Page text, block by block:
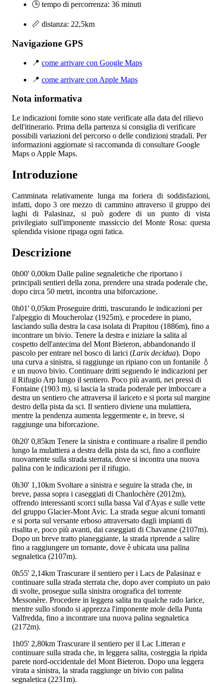
🕒 tempo di percorrenza: 36 minuti
📏 distanza: 22,5km
Navigazione GPS
📍 come arrivare con Google Maps
📍 come arrivare con Apple Maps
Nota informativa
Le indicazioni fornite sono state verificate alla data del rilievo
dell'itinerario. Prima della partenza si consiglia di verificare
possibili variazioni del percorso o delle condizioni stradali. Per
informazioni aggiornate si raccomanda di consultare Google
Maps o Apple Maps.
Introduzione
Camminata relativamente lunga ma foriera di soddisfazioni,
infatti, dopo 3 ore mezzo di cammino attraverso il gruppo dei
laghi di Palasinaz, si può godere di un punto di vista
privilegiato sull'imponente massiccio del Monte Rosa: questa
splendida visione ripaga ogni fatica.
Descrizione
0h00' 0,00km Dalle paline segnaletiche che riportano i
principali sentieri della zona, prendere una strada poderale che,
dopo circa 50 metri, incontra una biforcazione.
0h01' 0,05km Proseguire dritti, trascurando le indicazioni per
l'alpeggio di Moucherolaz (1925m), e procedere in piano,
lasciando sulla destra la casa isolata di Prapitou (1886m), fino a
incontrare un bivio. Tenere la destra e iniziare la salita al
cospetto dell'antecima del Mont Bieteron, abbandonando il
pascolo per entrare nel bosco di larici (Larix decidua). Dopo
una curva a sinistra, si raggiunge un ripiano con un fontanile 💧
e un nuovo bivio. Continuare dritti seguendo le indicazioni per
il Rifugio Arp lungo il sentiero. Poco più avanti, nei pressi di
Fontaine (1903 m), si lascia la strada poderale per imboccare a
destra un sentiero che attraversa il lariceto e si porta sul margine
destro della pista da sci. Il sentiero diviene una mulattiera,
mentre la pendenza aumenta leggermente e, in breve, si
raggiunge una biforcazione.
0h20' 0,85km Tenere la sinistra e continuare a risalire il pendio
lungo la mulattiera a destra della pista da sci, fino a confluire
nuovamente sulla strada sterrata, dove si incontra una nuova
palina con le indicazioni per il rifugio.
0h30' 1,10km Svoltare a sinistra e seguire la strada che, in
breve, passa sopra i caseggiati di Chanlochère (2012m),
offrendo interessanti scorci sulla bassa Val d'Ayas e sulle vette
del gruppo Glacier-Mont Avic. La strada segue alcuni tornanti
e si porta sul versante erboso attraversato dagli impianti di
risalita e, poco più avanti, dai caseggiati di Chavanne (2107m).
Dopo un breve tratto pianeggiante, la strada riprende a salire
fino a raggiungere un tornante, dove è ubicata una palina
segnaletica (2107m).
0h55' 2,14km Trascurare il sentiero per i Lacs de Palasinaz e
continuare sulla strada sterrata che, dopo aver compiuto un paio
di svolte, prosegue sulla sinistra orografica del torrente
Messonère. Procedere in leggera salita tra qualche rado larice,
mentre sullo sfondo si apprezza l'imponente mole della Punta
Valfredda, fino a incontrare una nuova palina segnaletica
(2172m).
1h05' 2,80km Trascurare il sentiero per il Lac Litteran e
continuare sulla strada che, in leggera salita, costeggia la ripida
parete nord-occidentale del Mont Bieteron. Dopo una leggera
virata a sinistra, la strada raggiunge un bivio con palina
segnaletica (2231m).